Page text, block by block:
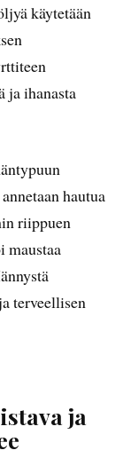
käytetään
ja ihanasta
hautua
riippuen
maustaa
terveellisen
ja